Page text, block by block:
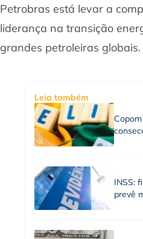
Petrobras está levar a
liderança na transição
grandes petroleiras globais.
Leia também
INSS:
prevê